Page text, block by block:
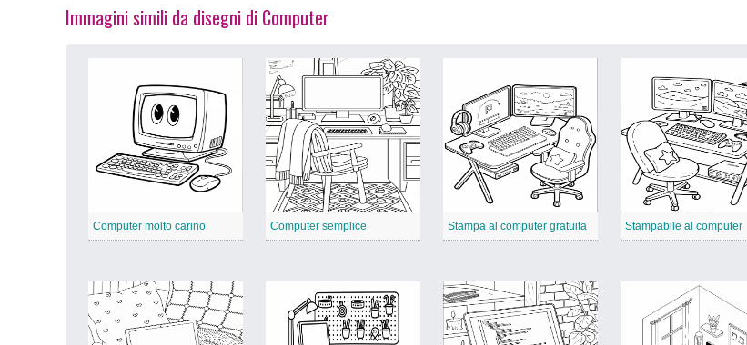
Immagini simili da disegni di Computer
Computer molto carino Computer semplice Stampa al computer gratuita Stampabile al computer